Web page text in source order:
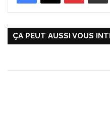
ÇA PEUT AUSSI VOUS